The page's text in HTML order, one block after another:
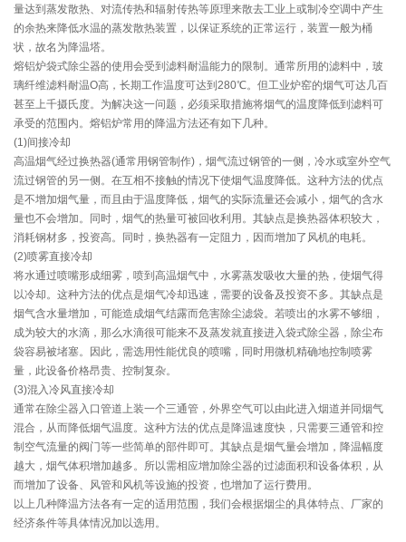
量达到蒸发散热、对流传热和辐射传热等原理来散去工业上或制冷空调中产生
的余热来降低水温的蒸发散热装置，以保证系统的正常运行，装置一般为桶
状，故名为降温塔。
熔铝炉袋式除尘器的使用会受到滤料耐温能力的限制。通常所用的滤料中，玻
璃纤维滤料耐温O高，长期工作温度可达到280℃。但工业炉窑的烟气可达几百
甚至上千摄氏度。为解决这一问题，必须采取措施将烟气的温度降低到滤料可
承受的范围内。熔铝炉常用的降温方法还有如下几种。
(1)间接冷却
高温烟气经过换热器(通常用钢管制作)，烟气流过钢管的一侧，冷水或室外空气
流过钢管的另一侧。在互相不接触的情况下使烟气温度降低。这种方法的优点
是不增加烟气量，而且由于温度降低，烟气的实际流量还会减小，烟气的含水
量也不会增加。同时，烟气的热量可被回收利用。其缺点是换热器体积较大，
消耗钢材多，投资高。同时，换热器有一定阻力，因而增加了风机的电耗。
(2)喷雾直接冷却
将水通过喷嘴形成细雾，喷到高温烟气中，水雾蒸发吸收大量的热，使烟气得
以冷却。这种方法的优点是烟气冷却迅速，需要的设备及投资不多。其缺点是
烟气含水量增加，可能造成烟气结露而危害除尘滤袋。若喷出的水雾不够细，
成为较大的水滴，那么水滴很可能来不及蒸发就直接进入袋式除尘器，除尘布
袋容易被堵塞。因此，需选用性能优良的喷嘴，同时用微机精确地控制喷雾
量，此设备价格昂贵、控制复杂。
(3)混入冷风直接冷却
通常在除尘器入口管道上装一个三通管，外界空气可以由此进入烟道并同烟气
混合，从而降低烟气温度。这种方法的优点是降温速度快，只需要三通管和控
制空气流量的阀门等一些简单的部件即可。其缺点是烟气量会增加，降温幅度
越大，烟气体积增加越多。所以需相应增加除尘器的过滤面积和设备体积，从
而增加了设备、风管和风机等设施的投资，也增加了运行费用。
以上几种降温方法各有一定的适用范围，我们会根据烟尘的具体特点、厂家的
经济条件等具体情况加以选用。